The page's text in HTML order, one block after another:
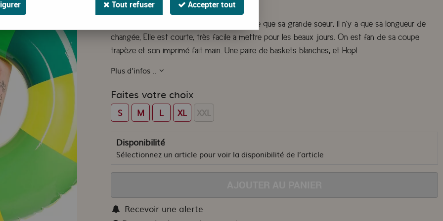
42,00 €TTC
Cette robe Esther est au aussi prometteuse que sa grande soeur, il n'y a que sa longueur de
changée, Elle est courte, très facile a mettre pour les beaux jours. On est fan de sa coupe
trapèze et son imprimé fait main. Une paire de baskets blanches, et Hop!
Plus d'infos ..
Faites votre choix
S M L XL XXL
Disponibilité
Sélectionnez un article pour voir la disponibilité de l’article
Recevoir une alerte
Tout refuser Accepter tout